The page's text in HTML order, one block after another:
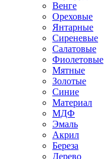
Венге
Ореховые
Янтарные
Сиреневые
Салатовые
Фиолетовые
Мятные
Золотые
Синие
Материал
МДФ
Эмаль
Акрил
Береза
Дерево